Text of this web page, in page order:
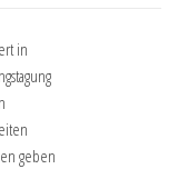
in
geben